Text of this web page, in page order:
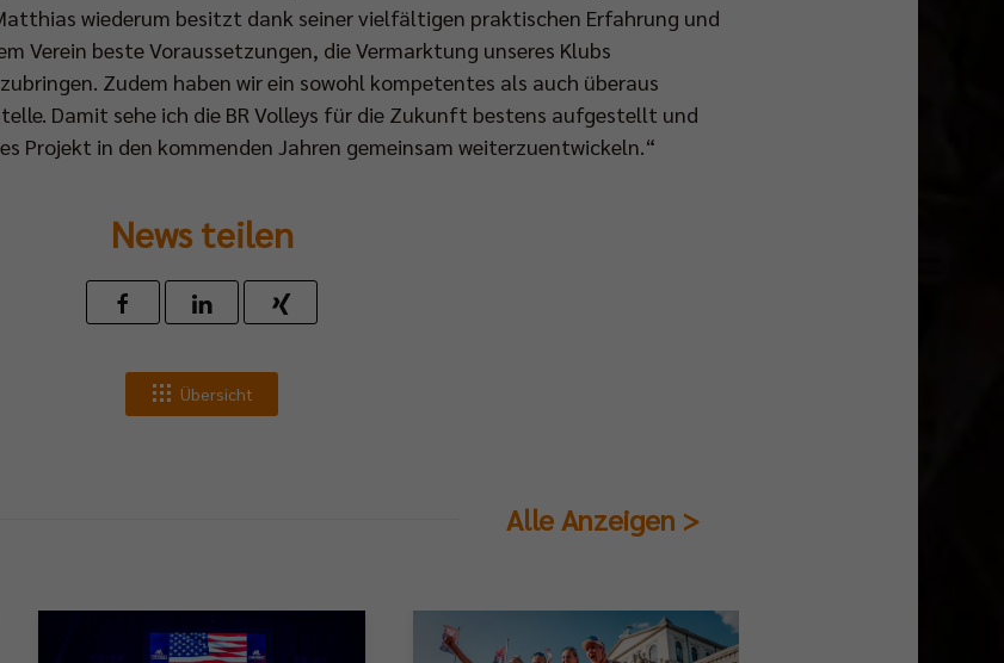
wiederum besitzt dank seiner vielfältigen praktischen Erfahrung und
Verein beste Voraussetzungen, die Vermarktung unseres Klubs
Zudem haben wir ein sowohl kompetentes als auch überaus
Damit sehe ich die BR Volleys für die Zukunft bestens aufgestellt und
Projekt in den kommenden Jahren gemeinsam weiterzuentwickeln.“
News teilen
Übersicht
Alle Anzeigen >